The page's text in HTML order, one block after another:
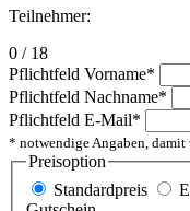
Teilnehmer:
0 / 18
Pflichtfeld Vorname*
Pflichtfeld Nachname*
Pflichtfeld E-Mail*
* notwendige Angaben,
Preisoption
Standardpreis